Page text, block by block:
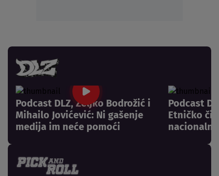
Podcast DLZ, Željko Bodrožić i
Mihailo Jovićević: Ni gašenje
medija im neće pomoći
Podcast
Etničko
nacionalni